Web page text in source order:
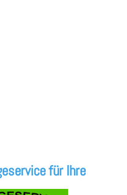
für Ihre